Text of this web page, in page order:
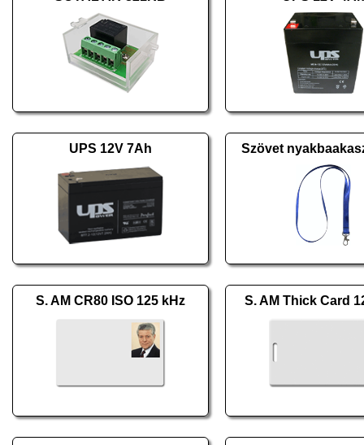
UPS 12V 7Ah Szövet
S. AM CR80 ISO 125 kHz S. AM Thick Card